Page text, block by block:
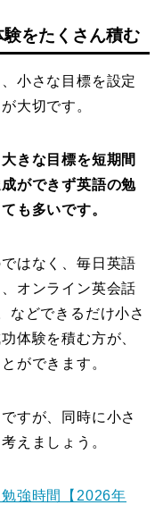
をたくさん積む
小さな目標を設定
大切です。
大きな目標を短期間
ができず英語の勉
も多いです。
はなく、毎日英語
オンライン英会話
などできるだけ小さ
体験を積む方が、
ができます。
すが、同時に小さ
えましょう。
強時間【2026年